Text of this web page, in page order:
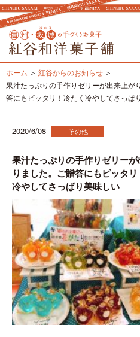
ホーム
紅谷からのお知らせ
果汁たっぷりの手作りゼリーが出来上が
答にもピッタリ！冷たく冷やしてさっぱ
2020/6/08 その他
果汁たっぷりの手作りゼリー
りました。ご贈答にもピッタリ
冷やしてさっぱり美味しい